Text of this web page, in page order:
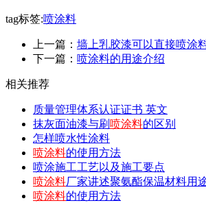
tag标签:喷涂料
上一篇： 墙上乳胶漆可以直接喷涂
下一篇： 喷涂料的用途介绍
相关推荐
质量管理体系认证证书 英文
抹灰面油漆与刷 喷涂料的区别
怎样喷水性涂料
喷涂料的使用方法
喷涂施工工艺以及施工要点
喷涂料厂家讲述聚氨酯保温材料用
喷涂料的使用方法